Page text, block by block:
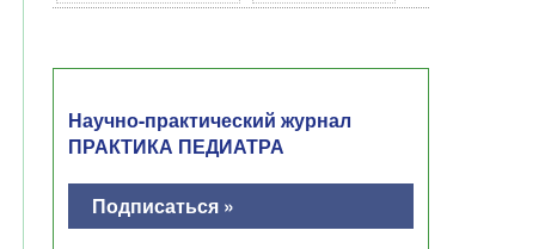
Научно-практический журнал
ПРАКТИКА ПЕДИАТРА
Подписаться »